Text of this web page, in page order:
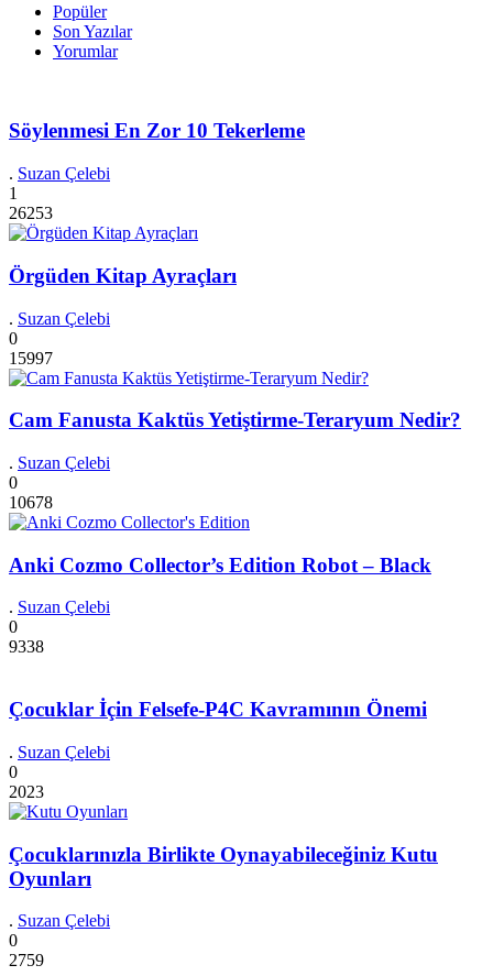
Popüler
Son Yazılar
Yorumlar
Söylenmesi En Zor 10 Tekerleme
. Suzan Çelebi
1
26253
Örgüden Kitap Ayraçları
. Suzan Çelebi
0
15997
Cam Fanusta Kaktüs Yetiştirme-Teraryum Nedir?
. Suzan Çelebi
0
10678
Anki Cozmo Collector’s Edition Robot – Black
. Suzan Çelebi
0
9338
Çocuklar İçin Felsefe-P4C Kavramının Önemi
. Suzan Çelebi
0
2023
Çocuklarınızla Birlikte Oynayabileceğiniz Kutu
Oyunları
. Suzan Çelebi
0
2759